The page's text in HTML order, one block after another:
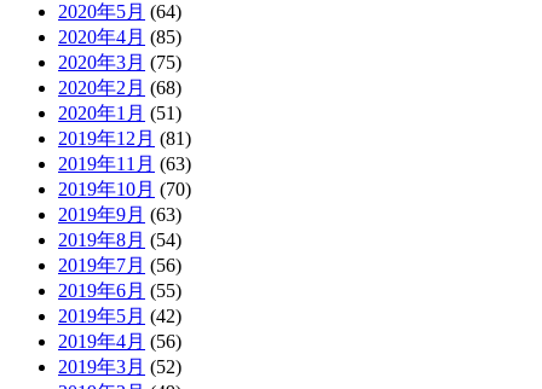
2020年5月 (64)
2020年4月 (85)
2020年3月 (75)
2020年2月 (68)
2020年1月 (51)
2019年12月 (81)
2019年11月 (63)
2019年10月 (70)
2019年9月 (63)
2019年8月 (54)
2019年7月 (56)
2019年6月 (55)
2019年5月 (42)
2019年4月 (56)
2019年3月 (52)